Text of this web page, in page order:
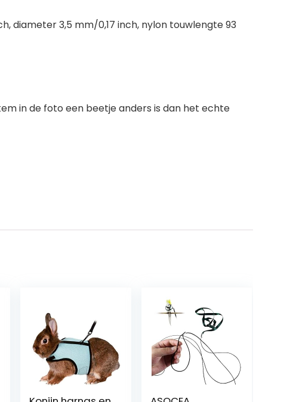
diameter 3,5 mm/0,17 inch, nylon touwlengte 93
in de foto een beetje anders is dan het echte